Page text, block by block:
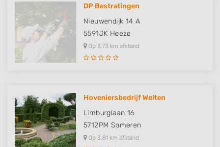
DP Bestratingen
Nieuwendijk 14 A
5591JK Heeze
Op 3,73 km afstand
Hoveniersbedrijf Welten
Limburglaan 16
5712PM Someren
Op 3,81 km afstand